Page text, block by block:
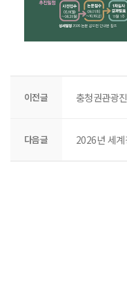
이전글 충청권관광
다음글 2026년 세